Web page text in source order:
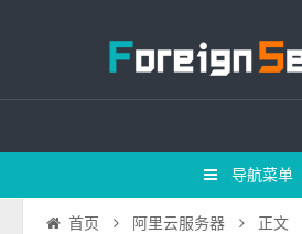
导航菜单
首页 阿里云服务器 正文